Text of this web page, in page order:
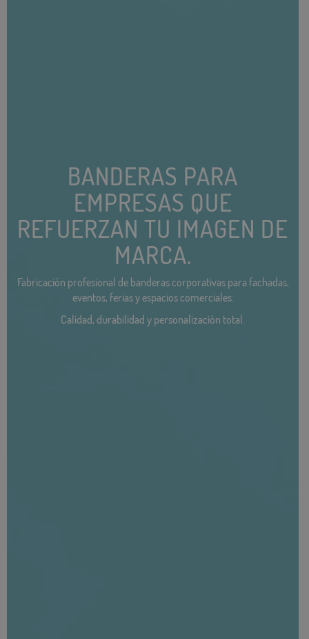
BANDERAS PARA
EMPRESAS QUE
REFUERZAN TU IMAGEN DE
MARCA.
Fabricación profesional de banderas corporativas para fachadas,
eventos, ferias y espacios comerciales.
Calidad, durabilidad y personalización total.